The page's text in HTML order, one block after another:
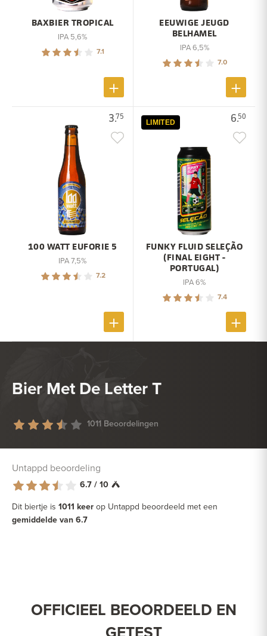
BAXBIER TROPICAL
IPA 5,6%
7.1
EEUWIGE JEUGD
BELHAMEL
IPA 6,5%
7.0
3.75
100 WATT EUFORIE 5
IPA 7,5%
7.2
6.50
LIMITED
FUNKY FLUID SELEÇÃO
(FINAL EIGHT -
PORTUGAL)
IPA 6%
7.4
Bier Met De Letter T
1011 Beoordelingen
Untappd beoordeling
6.7 / 10
Dit biertje is 1011 keer op Untappd beoordeeld met een
gemiddelde van 6.7
OFFICIEEL BEOORDEELD EN